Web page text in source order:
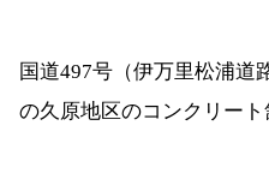
国道497号（伊万里松浦道
の久原地区のコンクリート